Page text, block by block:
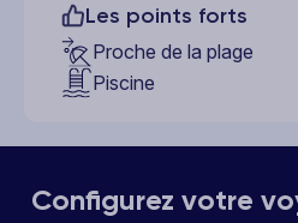
Les points forts
Proche de la plage
Piscine
Configurez votre